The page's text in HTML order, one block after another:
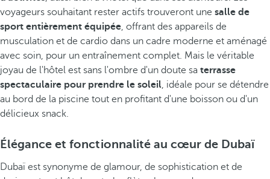
voyageurs souhaitant rester actifs trouveront une salle de
sport entièrement équipée, offrant des appareils de
musculation et de cardio dans un cadre moderne et aménagé
avec soin, pour un entraînement complet. Mais le véritable
joyau de l'hôtel est sans l'ombre d'un doute sa terrasse
spectaculaire pour prendre le soleil, idéale pour se détendre
au bord de la piscine tout en profitant d'une boisson ou d'un
délicieux snack.
Élégance et fonctionnalité au cœur de Dubaï
Dubaï est synonyme de glamour, de sophistication et de